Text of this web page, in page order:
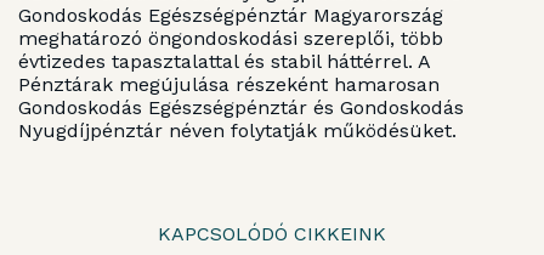
Gondoskodás Egészségpénztár Magyarország
meghatározó öngondoskodási szereplői, több
évtizedes tapasztalattal és stabil háttérrel. A
Pénztárak megújulása részeként hamarosan
Gondoskodás Egészségpénztár és Gondoskodás
Nyugdíjpénztár néven folytatják működésüket.
KAPCSOLÓDÓ CIKKEINK